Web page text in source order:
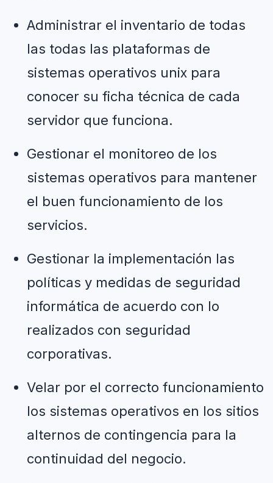
Administrar el inventario de todas
las todas las plataformas de
sistemas operativos unix para
conocer su ficha técnica de cada
servidor que funciona.
Gestionar el monitoreo de los
sistemas operativos para mantener
el buen funcionamiento de los
servicios.
Gestionar la implementación las
políticas y medidas de seguridad
informática de acuerdo con lo
realizados con seguridad
corporativas.
Velar por el correcto funcionamiento
los sistemas operativos en los sitios
alternos de contingencia para la
continuidad del negocio.